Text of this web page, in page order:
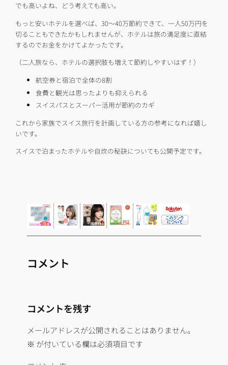
でも高いよね、どう考えても高い。
もっと安いホテルを選べば、30～40万節約できて、一人50万円を
切ることもできたかもしれませんが、ホテルは旅の満足度に直結
するのでお金をかけてよかったです。
（二人旅なら、ホテルの選択肢も増えて節約しやすいはず！）
航空券と宿泊で全体の8割
食費と観光は思ったよりも抑えられる
スイスパスとスーパー活用が節約のカギ
これから家族でスイス旅行を計画している方の参考になれば嬉し
いです。
スイスで泊まったホテルや自炊の秘訣についても公開予定です。
コメント
コメントを残す
メールアドレスが公開されることはありません。
※ が付いている欄は必須項目です